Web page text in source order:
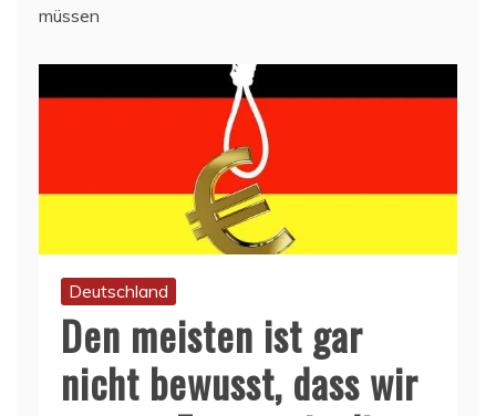
müssen
Deutschland
Den meisten ist gar
nicht bewusst, dass wir